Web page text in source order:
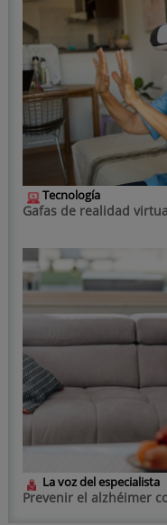
Tecnología
Gafas de realidad
La voz del especialista
Prevenir el alzhéimer